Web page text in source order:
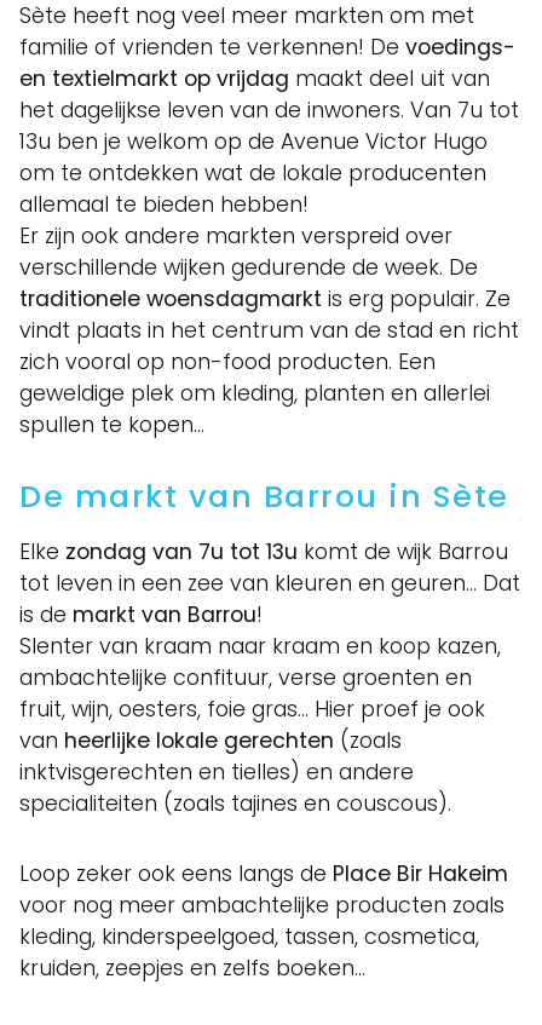
Sète heeft nog veel meer markten om met
familie of vrienden te verkennen! De voedings-
en textielmarkt op vrijdag maakt deel uit van
het dagelijkse leven van de inwoners. Van 7u tot
13u ben je welkom op de Avenue Victor Hugo
om te ontdekken wat de lokale producenten
allemaal te bieden hebben!
Er zijn ook andere markten verspreid over
verschillende wijken gedurende de week. De
traditionele woensdagmarkt is erg populair. Ze
vindt plaats in het centrum van de stad en richt
zich vooral op non-food producten. Een
geweldige plek om kleding, planten en allerlei
spullen te kopen…
De markt van Barrou in Sète
Elke zondag van 7u tot 13u komt de wijk Barrou
tot leven in een zee van kleuren en geuren… Dat
is de markt van Barrou!
Slenter van kraam naar kraam en koop kazen,
ambachtelijke confituur, verse groenten en
fruit, wijn, oesters, foie gras… Hier proef je ook
van heerlijke lokale gerechten (zoals
inktvisgerechten en tielles) en andere
specialiteiten (zoals tajines en couscous).
Loop zeker ook eens langs de Place Bir Hakeim
voor nog meer ambachtelijke producten zoals
kleding, kinderspeelgoed, tassen, cosmetica,
kruiden, zeepjes en zelfs boeken…